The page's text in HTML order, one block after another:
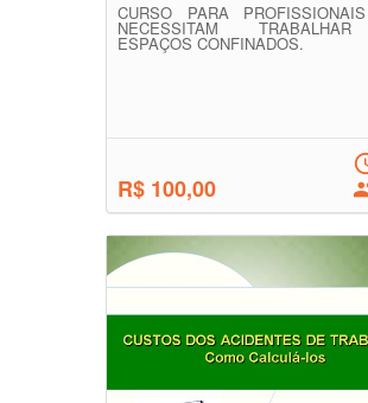
CURSO PARA
NECESSITAM
ESPAÇOS CONFINADOS.
R$ 100,00